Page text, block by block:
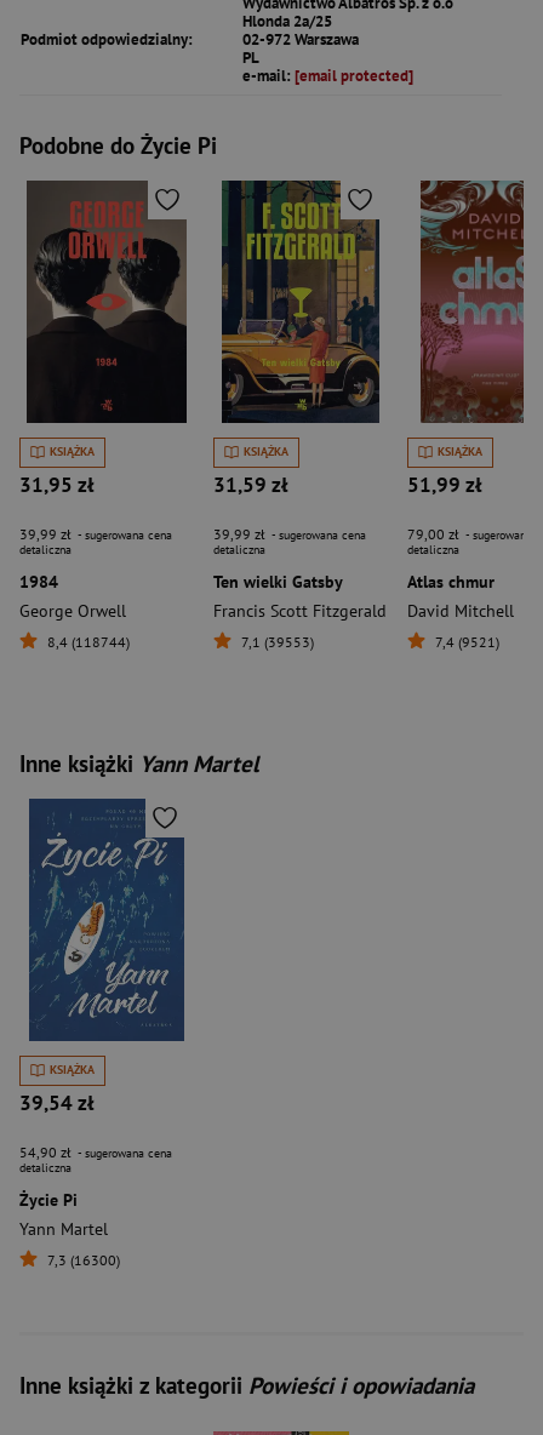
Podmiot odpowiedzialny:
Hlonda 2a/25
02-972 Warszawa
PL
e-mail: [email protected]
Podobne do Życie Pi
KSIĄŻKA
31,95 zł
39,99 zł - sugerowana cena
detaliczna
1984
George Orwell
8,4 (118744)
KSIĄŻKA
31,59 zł
39,99 zł - sugerowana cena
detaliczna
Ten wielki Gatsby
Francis Scott Fitzgerald
7,1 (39553)
KSIĄŻKA
51,99 zł
79,00 zł - sugerowana
detaliczna
Atlas chmur
David Mitchell
7,4 (9521)
Inne książki Yann Martel
KSIĄŻKA
39,54 zł
54,90 zł - sugerowana cena
detaliczna
Życie Pi
Yann Martel
7,3 (16300)
Inne książki z kategorii Powieści i opowiadania